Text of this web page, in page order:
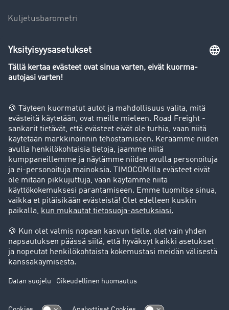
Kuljetusbarometri
Yleiskatsaus rahtipörssiin
Success stories
Asiakassuosittelut
Goodies
Tukipalvelu
Tukipalvelu
Oikeudelliset asiat
Julkaisutiedot
Yleiset käyttöehdot